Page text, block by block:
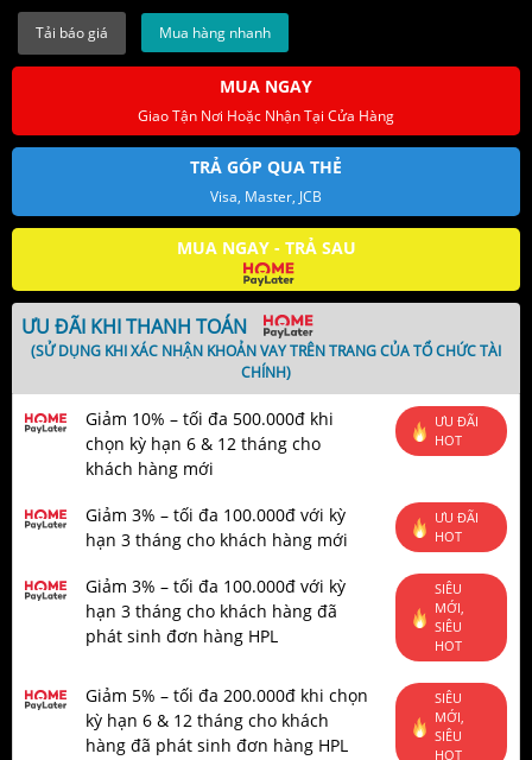
Kích thước(ø x L): 88.5 x 126.8 mm
Mua hàng nhanh
MUA NGAY
Giao Tận Nơi Hoặc Nhận Tại Cửa Hàng
TRẢ GÓP QUA THẺ
Visa, Master, JCB
MUA NGAY - TRẢ SAU
ƯU ĐÃI KHI THANH TOÁN
(SỬ DỤNG KHI XÁC NHẬN KHOẢN VAY TRÊN TRANG CỦA TỔ CHỨC TÀI
CHÍNH)
Giảm 10% – tối đa 500.000đ khi
chọn kỳ hạn 6 & 12 tháng cho
khách hàng mới
ƯU ĐÃI
HOT
Giảm 3% – tối đa 100.000đ với kỳ
hạn 3 tháng cho khách hàng mới
ƯU ĐÃI
HOT
Giảm 3% – tối đa 100.000đ với kỳ
hạn 3 tháng cho khách hàng đã
phát sinh đơn hàng HPL
SIÊU
MỚI,
SIÊU
HOT
Giảm 5% – tối đa 200.000đ khi chọn
kỳ hạn 6 & 12 tháng cho khách
hàng đã phát sinh đơn hàng HPL
SIÊU
MỚI,
SIÊU
HOT